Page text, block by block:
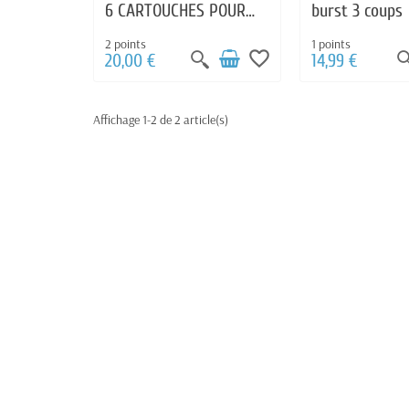
6 CARTOUCHES POUR
2 points
20,00 € favorite_border
burst 3 coups
1 points
14,99 €
Affichage 1-2 de 2 article(s)